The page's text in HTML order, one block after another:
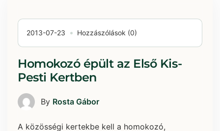
2013-07-23 Hozzászólások (0)
Homokozó épült az Első Kis-
Pesti Kertben
By Rosta Gábor
A közösségi kertekbe kell a homokozó,